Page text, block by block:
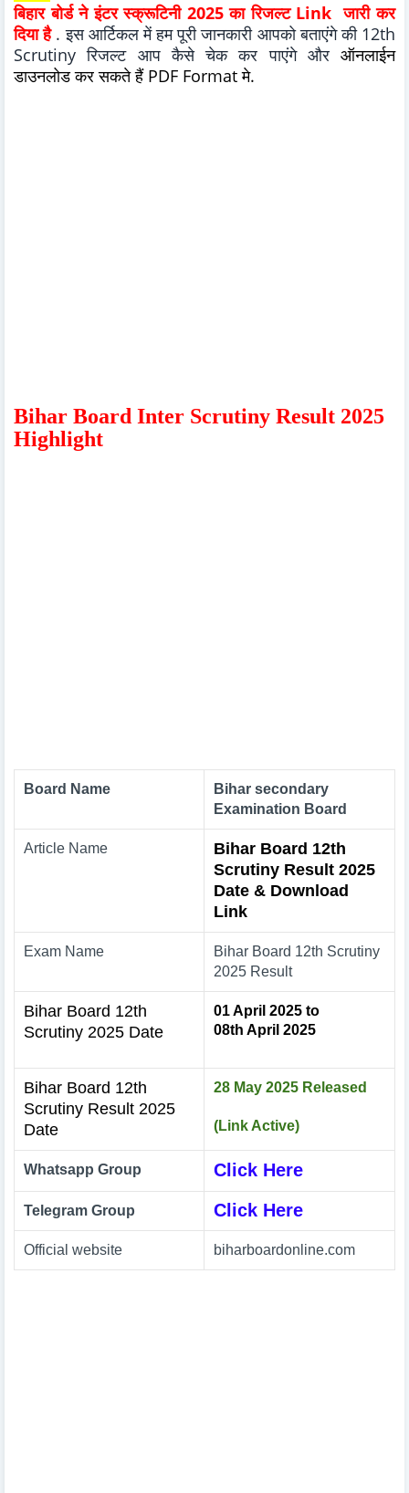
बिहार बोर्ड ने इंटरस्क्रूटिनी 2025 का रिजल्ट Link जारी कर
दिया है.इस आर्टिकल में हम पूरी जानकारी आपको बताएंगे की 12th
Scrutiny रिजल्ट आप कैसे चेक कर पाएंगे और ऑनलाईन
डाउनलोड कर सकते हैं PDF Format मे.
Bihar Board Inter Scrutiny Result 2025
Highlight
Board Name
Bihar secondary
Examination Board
Article Name
Bihar Board 12th
Scrutiny Result 2025
Date & Download
Link
Exam Name
Bihar Board 12th Scrutiny
2025 Result
Bihar Board 12th
Scrutiny 2025 Date
01 April 2025 to
08th April 2025
Bihar Board 12th
Scrutiny Result 2025
Date
28 May 2025 Released
(Link Active)
Whatsapp Group Click Here
Telegram Group Click Here
Official website biharboardonline.com